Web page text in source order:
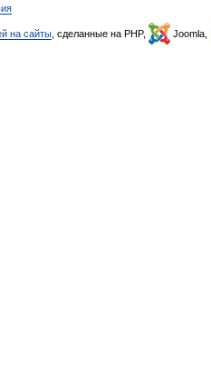
на сайты , сделанные на PHP, Joomla,